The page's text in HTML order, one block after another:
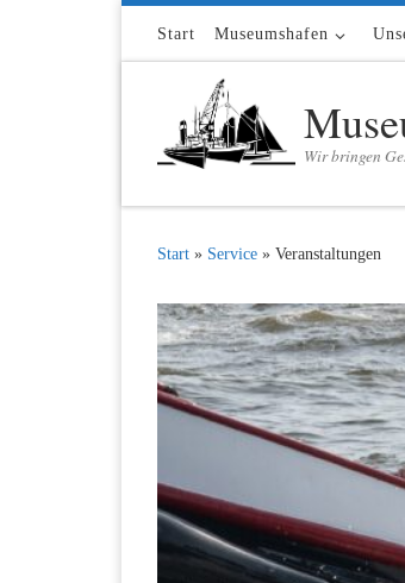
Zum Inhalt springen
Start Museumshafen
Wir bringen
Start » Service » Veranstaltungen